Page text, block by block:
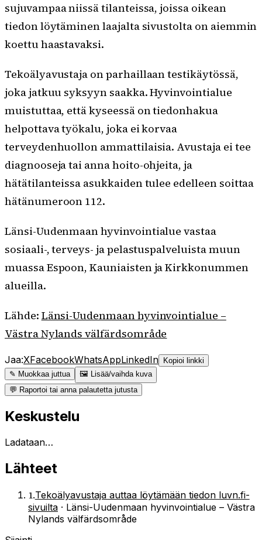
sujuvampaa niissä tilanteissa, joissa oikean
tiedon löytäminen laajalta sivustolta on aiemmin
koettu haastavaksi.
Tekoälyavustaja on parhaillaan testikäytössä,
joka jatkuu syksyyn saakka. Hyvinvointialue
muistuttaa, että kyseessä on tiedonhakua
helpottava työkalu, joka ei korvaa
terveydenhuollon ammattilaisia. Avustaja ei tee
diagnooseja tai anna hoito-ohjeita, ja
hätätilanteissa asukkaiden tulee edelleen soittaa
hätänumeroon 112.
Länsi-Uudenmaan hyvinvointialue vastaa
sosiaali-, terveys- ja pelastuspalveluista muun
muassa Espoon, Kauniaisten ja Kirkkonummen
alueilla.
Lähde: Länsi-Uudenmaan hyvinvointialue –
Västra Nylands välfärdsområde
Jaa:XFacebookWhatsAppLinkedIn
Kopioi linkki
✎ Muokkaa juttua
🖼 Lisää/vaihda kuva
💬 Raportoi tai anna palautetta jutusta
Keskustelu
Ladataan…
Lähteet
1.Tekoälyavustaja auttaa löytämään tiedon luvn.fi-
sivuilta · Länsi-Uudenmaan hyvinvointialue – Västra
Nylands välfärdsområde